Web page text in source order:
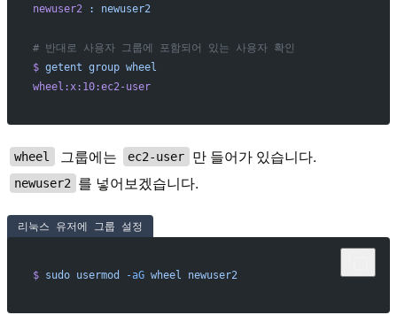
newuser2 : newuser2
# 반대로 사용자 그룹에 포함되어 있는 사용자 확인
$ getent group wheel
wheel:x:10:ec2-user
wheel 그룹에는 ec2-user 만 들어가 있습니다.
newuser2 를 넣어보겠습니다.
리눅스 유저에 그룹 설정
$ sudo usermod -aG wheel newuser2